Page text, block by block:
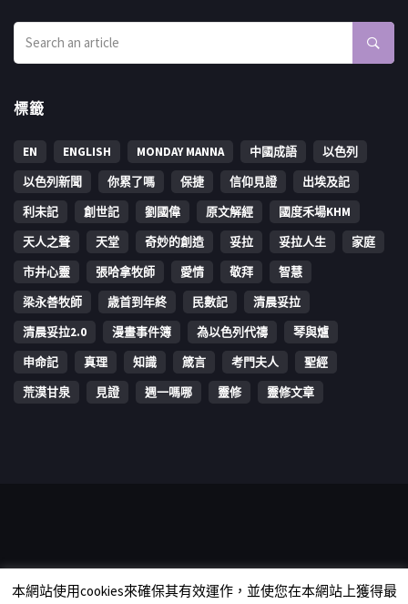
標籤
EN ENGLISH MONDAY MANNA 中國成語
以色列
以色列新聞
你累了嗎 保捷 信仰見證
出埃及記
利未記
創世記 劉國偉 原文解經
國度禾場KHM
天人之聲
天堂 奇妙的創造 妥拉 妥拉人生
家庭
市井心靈
張哈拿牧師 愛情 敬拜
智慧
梁永善牧師
歳首到年終 民數記
清晨妥拉
清晨妥拉2.0
漫畫事件簿 為以色列代禱
琴與爐
申命記
真理 知識 箴言 考門夫人
聖經
荒漠甘泉
見證 週一嗎哪 靈修 靈修文章
rights reserved.
本網站使用cookies來確保其有效運作，並使您在本網站上獲得最